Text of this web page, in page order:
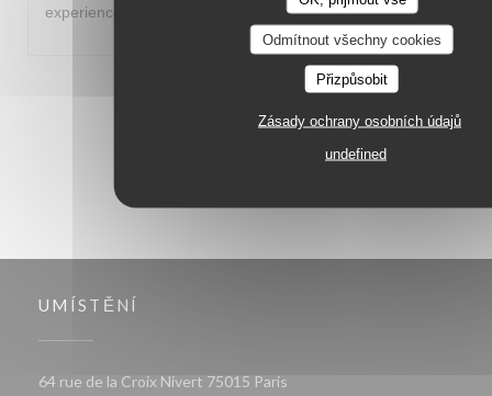
Odmítnout všechny cookies
Přizpůsobit
Zásady ochrany osobních údajů
undefined
experience. Thanks for a memorable evening!
UMÍSTĚNÍ
64 rue de la Croix Nivert 75015 Paris